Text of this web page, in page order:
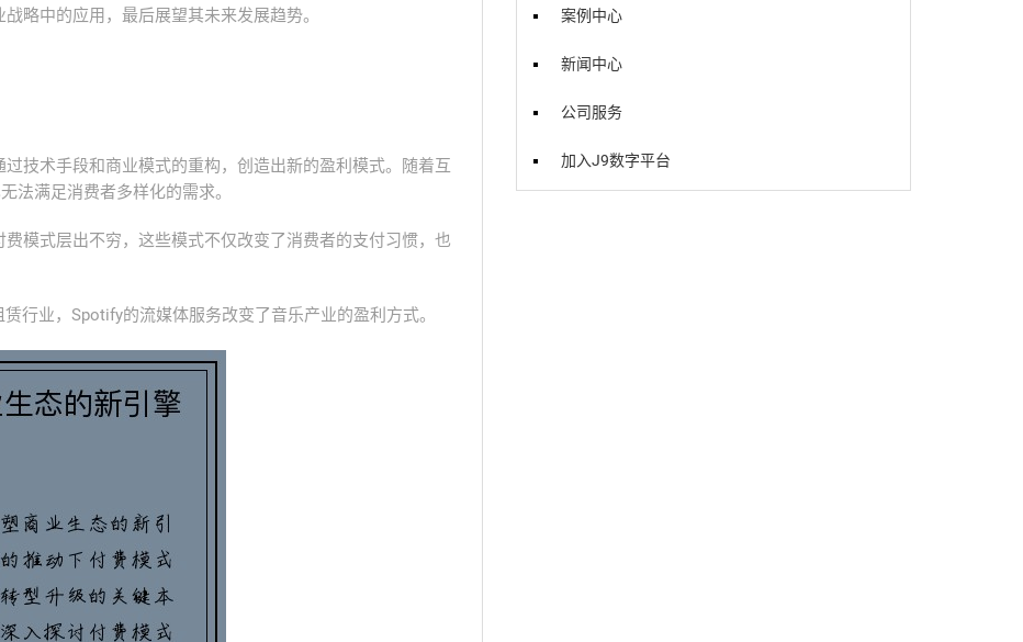
略中的应用，最后展望其未来发展趋势。
技术手段和商业模式的重构，创造出新的盈利模式。随着互
法满足消费者多样化的需求。
模式层出不穷，这些模式不仅改变了消费者的支付习惯，也
行业，Spotify的流媒体服务改变了音乐产业的盈利方式。
案例中心
新闻中心
公司服务
加入J9数字平台